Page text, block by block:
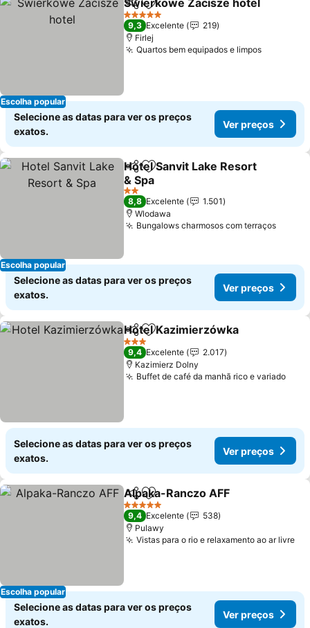
Escolha popular
PartilharAdicionar aos favoritos
Świerkowe Zacisze hotel
5 Estrelas
9,3 Excelente
219
Firlej
Quartos bem equipados e limpos
Selecione as datas para ver os preços
exatos.
Ver preços
Escolha popular
PartilharAdicionar aos favoritos
Hotel Sanvit Lake Resort
& Spa
2 Estrelas
8,8 Excelente
1.501
Wlodawa
Bungalows charmosos com terraços
Selecione as datas para ver os preços
exatos.
Ver preços
PartilharAdicionar aos favoritos
Hotel Kazimierzówka
3 Estrelas
9,4 Excelente
2.017
Kazimierz Dolny
Buffet de café da manhã rico e variado
Selecione as datas para ver os preços
exatos.
Ver preços
Escolha popular
PartilharAdicionar aos favoritos
Alpaka-Ranczo AFF
5 Estrelas
9,4 Excelente
538
Pulawy
Vistas para o rio e relaxamento ao ar livre
Selecione as datas para ver os preços
exatos.
Ver preços